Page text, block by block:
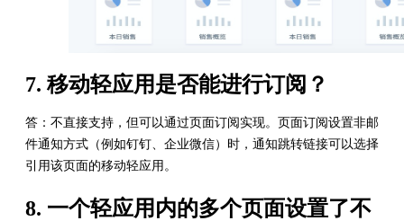
7. 移动轻应用是否能进行订阅？
答：不直接支持，但可以通过页面订阅实现。页面订阅设置非邮
件通知方式（例如钉钉、企业微信）时，通知跳转链接可以选择
引用该页面的移动轻应用。
8. 一个轻应用内的多个页面设置了不